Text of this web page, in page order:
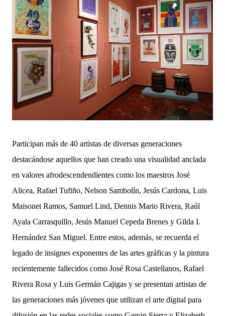
Participan más de 40 artistas de diversas generaciones
destacándose aquellos que han creado una visualidad anclada
en valores afrodescendendientes como los maestros José
Alicea, Rafael Tufiño, Nelson Sambolín, Jesús Cardona, Luis
Maisonet Ramos, Samuel Lind, Dennis Mario Rivera, Raúl
Ayala Carrasquillo, Jesús Manuel Cepeda Brenes y Gilda I.
Hernández San Miguel. Entre estos, además, se recuerda el
legado de insignes exponentes de las artes gráficas y la pintura
recientemente fallecidos como José Rosa Castellanos, Rafael
Rivera Rosa y Luis Germán Cajigas y se presentan artistas de
las generaciones más jóvenes que utilizan el arte digital para